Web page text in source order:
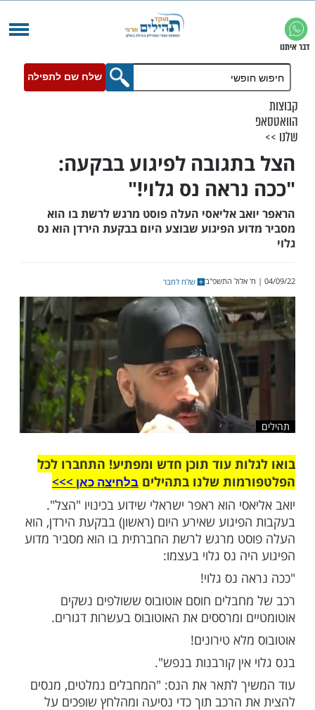
שלח שם לתפילה
לפיגוע בבקעה:
נס גלוי!"
הפיגוע שבוצע היום בבקעת הירדן הוא נס
שלח לחבר
עוד תוכן חדש ומפתיע! התחברו לכל
שלנו בתהיליםבלחיצה כאן >>>​
הוא ראפר ישראלי שידוע בכינויו "הצל".
שאירע היום (ראשון) בבקעת הירדן, הוא
מרגש לרשת החברתית בו הוא מסביר מדוע
נס גלוי בעצמו: